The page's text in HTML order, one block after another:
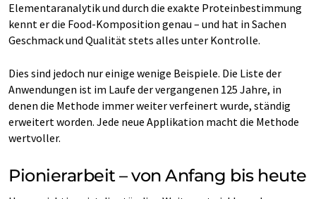
Elementaranalytik und durch die exakte Proteinbestimmung
kennt er die Food-Komposition genau – und hat in Sachen
Geschmack und Qualität stets alles unter Kontrolle.
Dies sind jedoch nur einige wenige Beispiele. Die Liste der
Anwendungen ist im Laufe der vergangenen 125 Jahre, in
denen die Methode immer weiter verfeinert wurde, ständig
erweitert worden. Jede neue Applikation macht die Methode
wertvoller.
Pionierarbeit – von Anfang bis heute